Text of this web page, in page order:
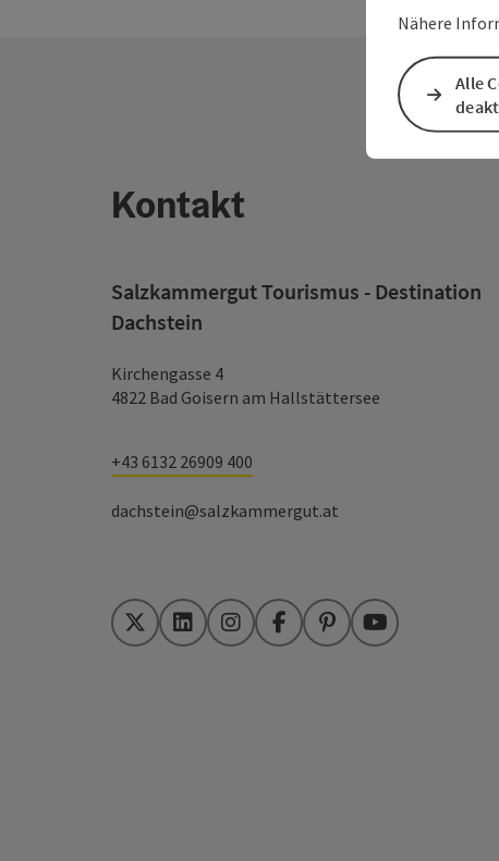
Kontakt
Salzkammergut Tourismus - Destination
Dachstein
Kirchengasse 4
4822 Bad Goisern am Hallstättersee
+43 6132 26909 400
dachstein@salzkammergut.at
TwitterLinkedInInstagramFacebookPinterestYouTube
Nähere
Alle